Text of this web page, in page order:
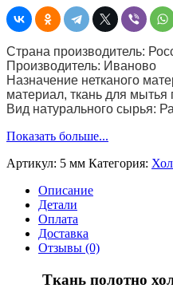
см
светлое
5
мм)
пл.
180
г
Страна производитель:
Производитель: Иваново
Назначение нетканого
материал, ткань для мытья
Вид натурального сырья:
Показать больше...
Артикул: 5 мм Категория:
Описание
Детали
Оплата
Доставка
Отзывы (0)
Ткань полотно